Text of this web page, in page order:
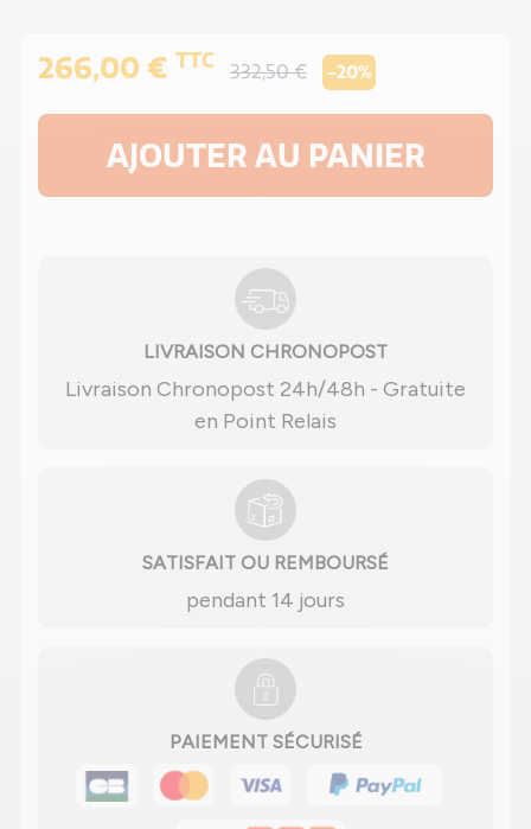
266,00 € TTC 332,50 € -20%
AJOUTER AU PANIER
LIVRAISON CHRONOPOST
Livraison Chronopost 24h/48h - Gratuite
en Point Relais
SATISFAIT OU REMBOURSÉ
pendant 14 jours
PAIEMENT SÉCURISÉ